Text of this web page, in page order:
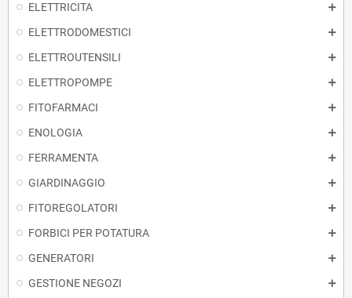
ELETTRICITA
ELETTRODOMESTICI
ELETTROUTENSILI
ELETTROPOMPE
FITOFARMACI
ENOLOGIA
FERRAMENTA
GIARDINAGGIO
FITOREGOLATORI
FORBICI PER POTATURA
GENERATORI
GESTIONE NEGOZI